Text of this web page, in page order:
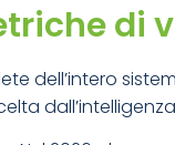
di
dell’intero